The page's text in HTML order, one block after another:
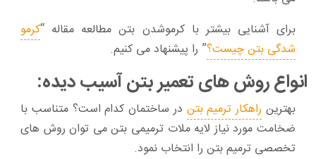
برای آشنایی بیشتر با کرموشدن بتن مطالعه مقاله “کرمو
شدگی بتن چیست؟” را پیشنهاد می کنیم.
انواع روش های تعمیر بتن آسیب دیده:
بهترین راهکار ترمیم بتن در ساختمان کدام است؟ متناسب با
ضخامت مورد نیاز لایه ملات ترمیمی بتن می توان روش های
تخصصی ترمیم بتن را انتخاب نمود.